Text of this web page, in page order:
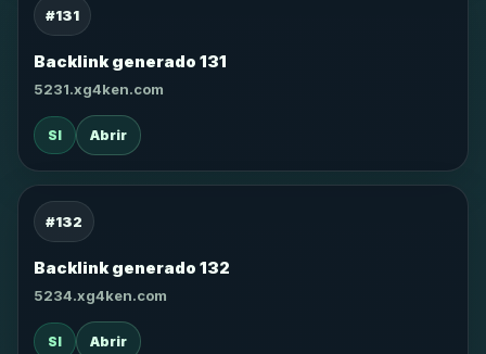
#131
Backlink generado 131
5231.xg4ken.com
SI Abrir
#132
Backlink generado 132
5234.xg4ken.com
SI Abrir